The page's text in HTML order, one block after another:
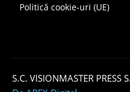
Politică cookie-uri (UE)
S.C. VISIONMASTER